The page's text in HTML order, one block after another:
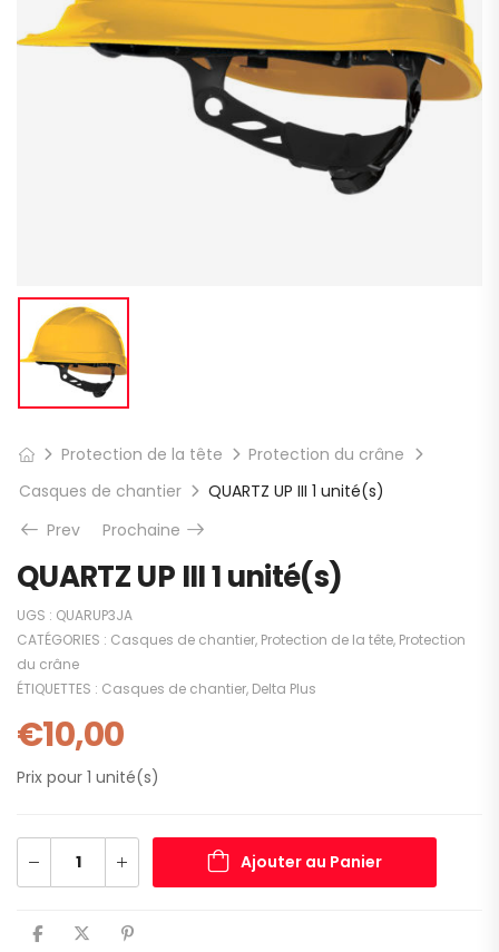
Protection de la tête
Protection du crâne
Casques de chantier
QUARTZ UP III 1 unité(s)
Prev
Prochaine
QUARTZ UP III 1 unité(s)
UGS : QUARUP3JA
CATÉGORIES : Casques de chantier, Protection de la tête, Protection
du crâne
ÉTIQUETTES : Casques de chantier, Delta Plus
€10,00
Prix pour 1 unité(s)
Ajouter au Panier